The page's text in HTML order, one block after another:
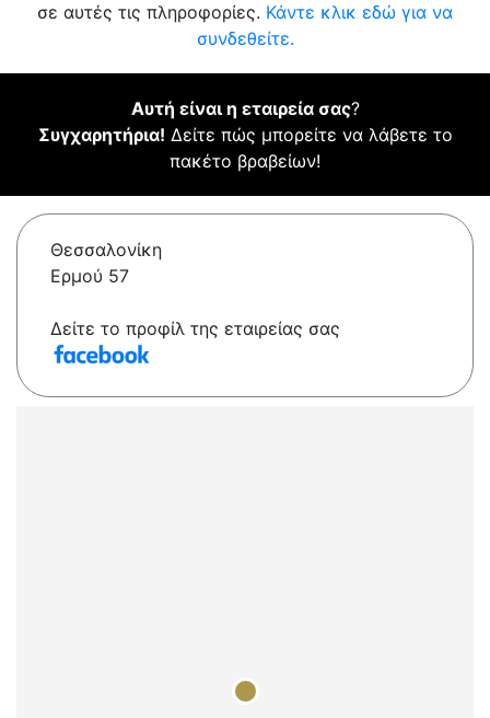
σε αυτές τις πληροφορίες. Κάντε κλικ εδώ για να
συνδεθείτε.
Αυτή είναι η εταιρεία σας?
Συγχαρητήρια! Δείτε πώς μπορείτε να λάβετε το
πακέτο βραβείων!
Θεσσαλονίκη
Ερμού 57
Δείτε το προφίλ της εταιρείας σας